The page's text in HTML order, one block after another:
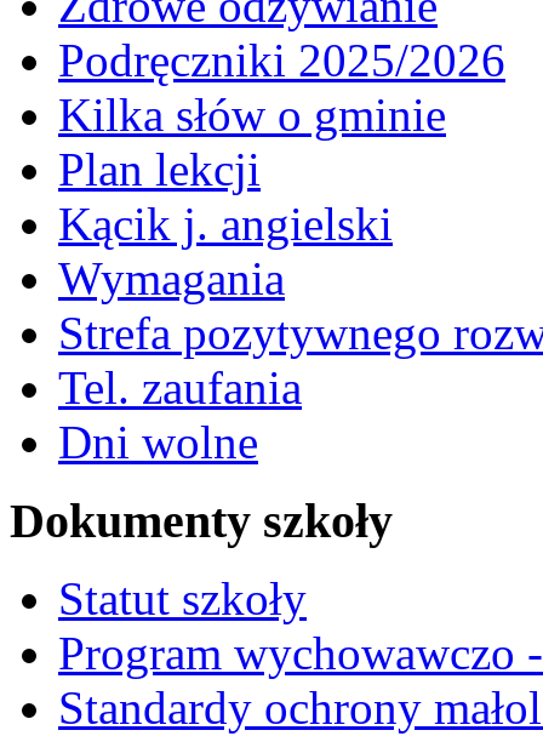
Podręczniki 2025/2026
Kilka słów o gminie
Plan lekcji
Kącik j. angielski
Wymagania
Strefa pozytywnego
Tel. zaufania
Dni wolne
Dokumenty szkoły
Statut szkoły
Program wychowawczo
Standardy ochrony